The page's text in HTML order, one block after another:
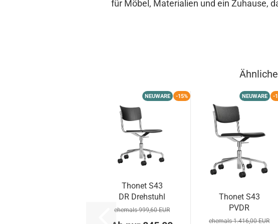
für Möbel, Materialien und ein Zuhause,
NEUWARE -15%
Thonet S43
DR Drehstuhl
Bürostuhl in
ehemals 999,60 EUR
NEUWARE -
Thonet S43
PVDR
Drehstuhl
ehemals 1.416,00 EUR